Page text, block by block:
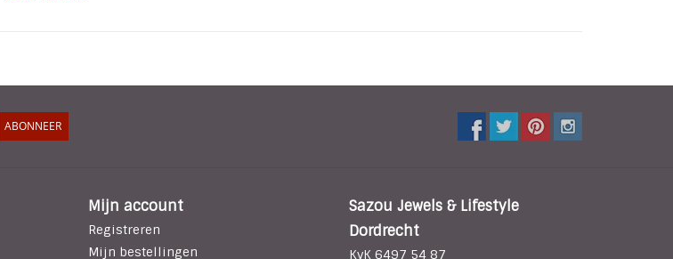
ABONNEER
Mijn account
Registreren
Mijn bestellingen
Sazou Jewels & Lifestyle
Dordrecht
KvK 6497 54 87